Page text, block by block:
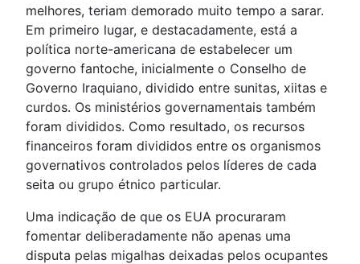
melhores, teriam demorado muito tempo a sarar.
Em primeiro lugar, e destacadamente, está a
política norte-americana de estabelecer um
governo fantoche, inicialmente o Conselho de
Governo Iraquiano, dividido entre sunitas, xiitas e
curdos. Os ministérios governamentais também
foram divididos. Como resultado, os recursos
financeiros foram divididos entre os organismos
governativos controlados pelos líderes de cada
seita ou grupo étnico particular.
Uma indicação de que os EUA procuraram
fomentar deliberadamente não apenas uma
disputa pelas migalhas deixadas pelos ocupantes